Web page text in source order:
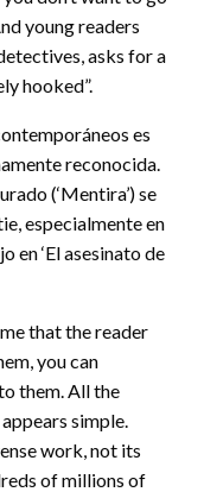
young readers
asks for a
hooked”.
es
reconocida.
(‘Mentira’) se
especialmente en
en ‘El asesinato de
that the reader
you can
them. All the
simple.
work, not its
of millions of